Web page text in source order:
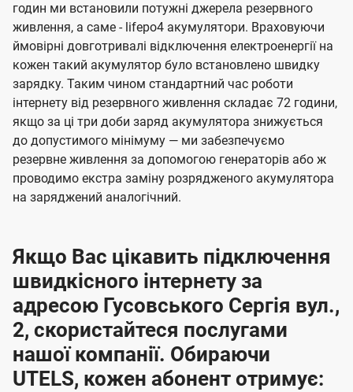
годин ми встановили потужні джерела резервного
живлення, а саме - lifepo4 акумулятори. Враховуючи
ймовірні довготривалі відключення електроенергії на
кожен такий акумулятор було встановлено швидку
зарядку. Таким чином стандартний час роботи
інтернету від резервного живлення складає 72 години,
якщо за ці три доби заряд акумулятора знижується
до допустимого мінімуму — ми забезпечуємо
резервне живлення за допомогою генераторів або ж
проводимо екстра заміну розрядженого акумулятора
на заряджений аналогічний.
Якщо Вас цікавить підключення
швидкісного інтернету за
адресою Гусовського Сергія вул.,
2, скористайтеся послугами
нашої компанії. Обираючи
UTELS, кожен абонент отримує: